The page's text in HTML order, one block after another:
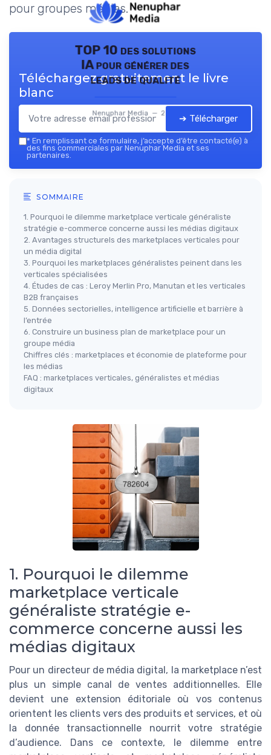
pour groupes médias.
TOP 10 des solutions
IA pour générer des
leads de qualité
Nenuphar Media — 2026
Téléchargez gratuitement le livre
blanc
➔ Télécharger
* En remplissant ce formulaire, j’accepte d’être contacté(e) à
des fins commerciales par Nenuphar Media et ses
partenaires.
SOMMAIRE
1. Pourquoi le dilemme marketplace verticale généraliste
stratégie e-commerce concerne aussi les médias digitaux
2. Avantages structurels des marketplaces verticales pour
un média digital
3. Pourquoi les marketplaces généralistes peinent dans les
verticales spécialisées
4. Études de cas : Leroy Merlin Pro, Manutan et les verticales
B2B françaises
5. Données sectorielles, intelligence artificielle et barrière à
l’entrée
6. Construire un business plan de marketplace pour un
groupe média
Chiffres clés : marketplaces et économie de plateforme pour
les médias
FAQ : marketplaces verticales, généralistes et médias
digitaux
1. Pourquoi le dilemme
marketplace verticale
généraliste stratégie e-
commerce concerne aussi les
médias digitaux
Pour un directeur de média digital, la marketplace n’est
plus un simple canal de ventes additionnelles. Elle
devient une extension éditoriale où vos contenus
orientent les clients vers des produits et services, et où
la donnée transactionnelle nourrit votre stratégie
d’audience. Dans ce contexte, le dilemme entre